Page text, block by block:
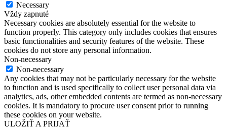
Necessary
Vždy zapnuté
Necessary cookies are absolutely essential for the website to
function properly. This category only includes cookies that ensures
basic functionalities and security features of the website. These
cookies do not store any personal information.
Non-necessary
Non-necessary
Any cookies that may not be particularly necessary for the website
to function and is used specifically to collect user personal data via
analytics, ads, other embedded contents are termed as non-necessary
cookies. It is mandatory to procure user consent prior to running
these cookies on your website.
ULOŽIŤ A PRIJAŤ